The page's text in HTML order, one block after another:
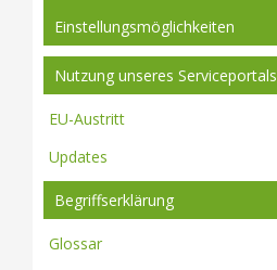
Einstellungsmöglichkeiten
Nutzung unseres Serviceportals
EU-Austritt
Updates
Begriffserklärung
Glossar